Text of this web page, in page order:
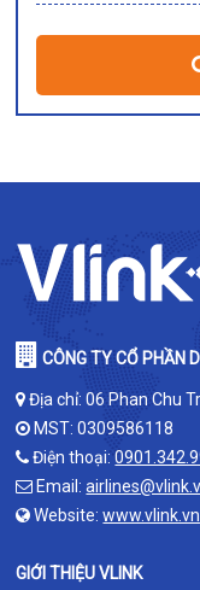
CÔNG TY CỔ PHẦN
Địa chỉ: 06 Phan Chu
MST: 0309586118
Điện thoại:
Email:
Website:www.vlink.vn
GIỚI THIỆU VLINK